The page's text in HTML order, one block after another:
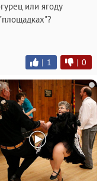
или ягоду
| 1 | 0
i